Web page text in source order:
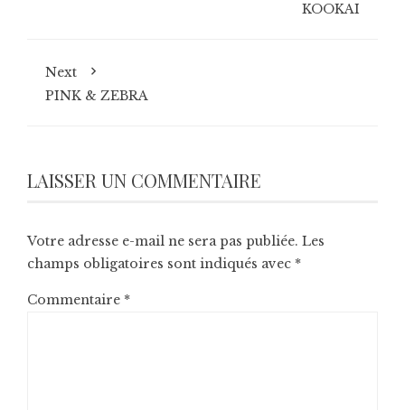
KOOKAI
Next
PINK & ZEBRA
LAISSER UN COMMENTAIRE
Votre adresse e-mail ne sera pas publiée. Les
champs obligatoires sont indiqués avec *
Commentaire *